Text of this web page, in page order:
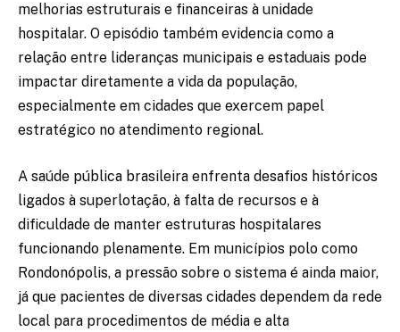
melhorias estruturais e financeiras à unidade
hospitalar. O episódio também evidencia como a
relação entre lideranças municipais e estaduais pode
impactar diretamente a vida da população,
especialmente em cidades que exercem papel
estratégico no atendimento regional.
A saúde pública brasileira enfrenta desafios históricos
ligados à superlotação, à falta de recursos e à
dificuldade de manter estruturas hospitalares
funcionando plenamente. Em municípios polo como
Rondonópolis, a pressão sobre o sistema é ainda maior,
já que pacientes de diversas cidades dependem da rede
local para procedimentos de média e alta